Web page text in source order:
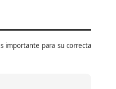
importante para su correcta